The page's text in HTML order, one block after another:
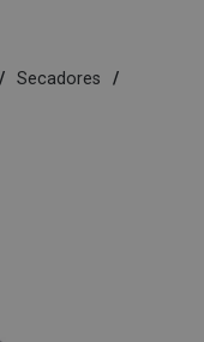
Secadores